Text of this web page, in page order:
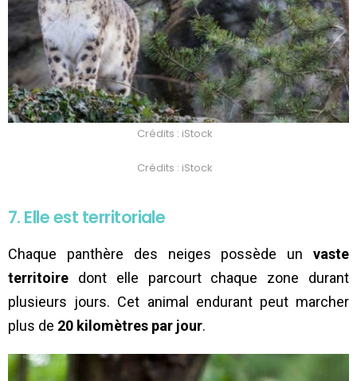
Crédits : iStock
Crédits : iStock
7. Elle est territoriale
Chaque panthère des neiges possède un vaste
territoire dont elle parcourt chaque zone durant
plusieurs jours. Cet animal endurant peut marcher
plus de 20 kilomètres par jour.